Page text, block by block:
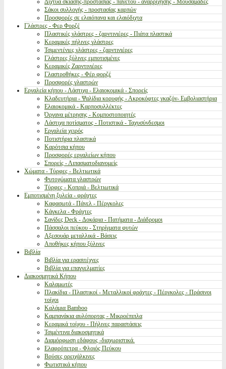
Δίχτυα σκίασης-προστασίας - παγετού - αναρρίχησης - Μουσαμάδες
Σάκοι συλλογής - προστασίας καρπών
Προσφορές σε ελαιόπανα και ελαιόδιχτα
Γλάστρες - Φερ Φορζέ
Πλαστικές γλάστρες - ζαρντινιέρες - Πιάτα πλαστικά
Κεραμικές πήλινες γλάστρες
Τσιμεντένιες γλάστρες - ζαρντινιέρες
Γλάστρες ξύλινες εμποτισμένες
Κεραμικές Ζαρντινιέρες
Γλαστροθήκες - Φέρ φορζέ
Προσφορές γλαστρών
Εργαλεία κήπου - Λάστιχα - Ελαιοκομικά - Σπορείς
Κλαδευτήρια - Ψαλίδια κορυφής - Ακροκόφτες γκαζόν- Εμβολιαστήρια
Ελαιοκομικά - Καρποσυλλέκτες
Όργανα μέτρησης - Κομποστοποιητές
Λάστιχα ποτίσματος - Ποτιστικά - Ταχυσύνδεσμοι
Εργαλεία χειρός
Ποτιστήρια πλαστικά
Καρότσια κήπου
Προσφορές εργαλείων κήπου
Σπορείς - Λιπασματοδιανομείς
Χώματα - Τύρφες - Βελτιωτικά
Φυτοχώματα γλαστρών
Τύρφες - Κοπριά - Βελτιωτικά
Εμποτισμένη ξυλεία - φράχτες
Καφασωτά - Πάνελ - Πέργκολες
Κάγκελα - Φράχτες
Σανίδες Deck - Δοκάρια - Πατήματα - Διάδρομοι
Πάσσαλοι πεύκου - Στηρίγματα φυτών
Αξεσουάρ μεταλλικά - Βάσεις
Αποθήκες κήπου ξύλινες
Βιβλία
Βιβλία για ερασιτέχνες
Βιβλία για επαγγελματίες
Διακοσμητικά Κήπου
Καλαμωτές
Πλακίδια - Πλαστικοί - Μεταλλικοί φράχτες - Πέργκολες - Πράσινοι
τοίχοι
Καλάμια Bamboo
Καμπανάκια αυλόπορτας - Μικροέπιπλα
Κεραμικά τοίχου - Πήλινες παραστάσεις
Τσιμέντινα διακοσμητικά
Διαμόρφωση εδάφους -διαχωριστικά.
Ελαφρόπετρα - Φλοιός Πεύκου
Βρύσες ορειχάλκινες
Φωτιστικά κήπου